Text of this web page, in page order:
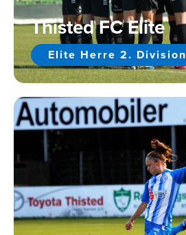
Thisted FC Elite
Elite Herre 2. Division